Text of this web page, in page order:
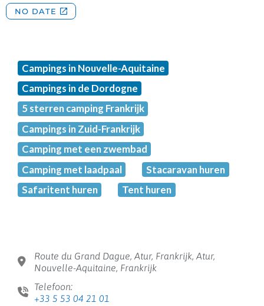
Campings in Nouvelle-Aquitaine
Campings in de Dordogne
5 sterren camping Frankrijk
Campings in Zuid-Frankrijk
Camping met een zwembad
Camping met laadpaal
Stacaravan huren
Safaritent huren
Tent huren
Route du Grand Dague, Atur, Frankrijk, Atur,
Nouvelle-Aquitaine, Frankrijk
Telefoon:
+33 5 53 04 21 01